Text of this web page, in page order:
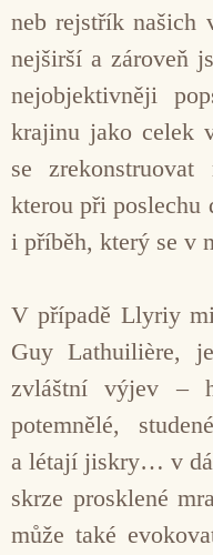
neb rejstřík našich
nejširší a zároveň
nejobjektivněji
krajinu jako celek
se
kterou při poslechu
i příběh, který se v
V případě Llyriy
Guy Lathuilière,
zvláštní výjev –
potemnělé,
a létají jiskry… v
skrze prosklené
může také